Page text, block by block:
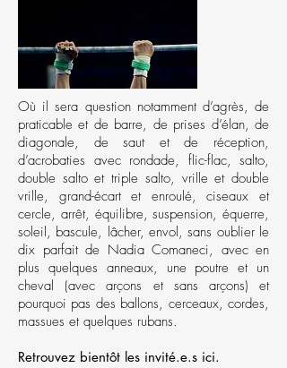
Où il sera question notamment d’agrès, de
praticable et de barre, de prises d’élan, de
diagonale, de saut et de réception,
d’acrobaties avec rondade, flic-flac, salto,
double salto et triple salto, vrille et double
vrille, grand-écart et enroulé, ciseaux et
cercle, arrêt, équilibre, suspension, équerre,
soleil, bascule, lâcher, envol, sans oublier le
dix parfait de Nadia Comaneci, avec en
plus quelques anneaux, une poutre et un
cheval (avec arçons et sans arçons) et
pourquoi pas des ballons, cerceaux, cordes,
massues et quelques rubans.
Retrouvez bientôt les invité.e.s ici.